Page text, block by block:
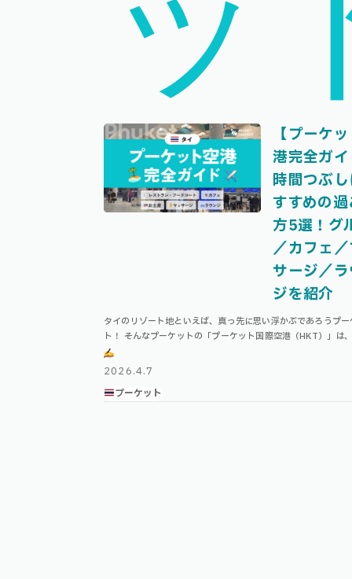
【プーケ
港完全ガ
時間つぶ
すすめの
方5選！グ
／カフェ
サージ／
ジを紹介
タイのリゾート地といえば、真っ先に思い浮かぶであろうプ
ト！ そんなプーケットの「プーケット国際空港（HKT）」は
クのスワンナプームのような空港と比べると小さめで、コンパ
空港です。 本記事ではプーケット …
2026.4.7
プーケット